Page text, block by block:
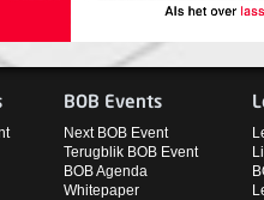
BOB Events
Next BOB Event
Terugblik BOB Event
BOB Agenda
Whitepaper